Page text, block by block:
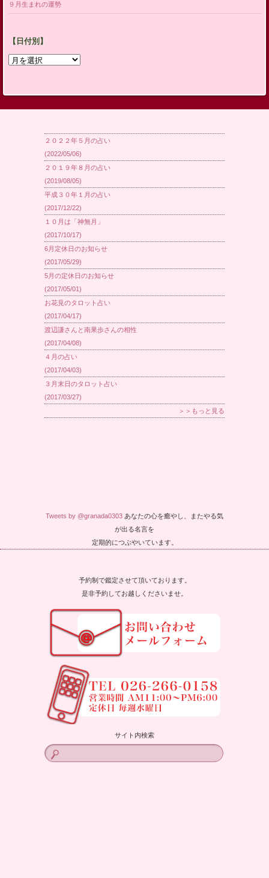
９月生まれの運勢
【日付別】
【日
２０２２年５月の占い
(2022/05/06)
２０１９年８月の占い
(2019/08/05)
平成３０年１月の占い
(2017/12/22)
１０月は「神無月」
(2017/10/17)
6月定休日のお知らせ
(2017/05/29)
5月の定休日のお知らせ
(2017/05/01)
お花見のタロット占い
(2017/04/17)
渡辺謙さんと南果歩さんの相性
(2017/04/08)
４月の占い
(2017/04/03)
３月末日のタロット占い
(2017/03/27)
＞＞もっと見る
Tweets by @granada0303 あなたの心を癒やし、またやる気
が出る名言を
定期的につぶやいています。
予約制で鑑定させて頂いております。
是非予約してお越しくださいませ。
サイト内検索